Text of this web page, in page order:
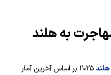
به هلند
۲۰۲۵ بر اساس آخرین آمار